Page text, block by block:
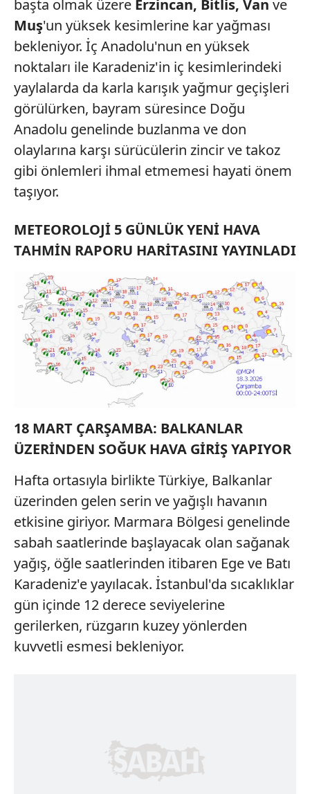
başta olmak üzere Erzincan, Bitlis, Van ve
Muş'un yüksek kesimlerine kar yağması
bekleniyor. İç Anadolu'nun en yüksek
noktaları ile Karadeniz'in iç kesimlerindeki
yaylalarda da karla karışık yağmur geçişleri
görülürken, bayram süresince Doğu
Anadolu genelinde buzlanma ve don
olaylarına karşı sürücülerin zincir ve takoz
gibi önlemleri ihmal etmemesi hayati önem
taşıyor.
METEOROLOJİ 5 GÜNLÜK YENİ HAVA
TAHMİN RAPORU HARİTASINI YAYINLADI
18 MART ÇARŞAMBA: BALKANLAR
ÜZERİNDEN SOĞUK HAVA GİRİŞ YAPIYOR
Hafta ortasıyla birlikte Türkiye, Balkanlar
üzerinden gelen serin ve yağışlı havanın
etkisine giriyor. Marmara Bölgesi genelinde
sabah saatlerinde başlayacak olan sağanak
yağış, öğle saatlerinden itibaren Ege ve Batı
Karadeniz'e yayılacak. İstanbul'da sıcaklıklar
gün içinde 12 derece seviyelerine
gerilerken, rüzgarın kuzey yönlerden
kuvvetli esmesi bekleniyor.